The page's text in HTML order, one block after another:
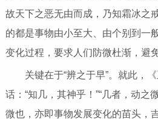
故天下之恶无由而成，乃知霜冰之
的都是事物由小至大、由个别到一
变化过程，要求人们防微杜渐，避
关键在于“辨之于早”。就此，
话：“知几，其神乎！”“几者，动之
微也，亦即事物发展变化的苗头，